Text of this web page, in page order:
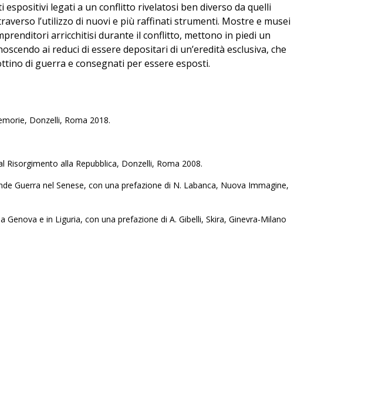
legati a un conflitto rivelatosi ben diverso da quelli
l’utilizzo di nuovi e più raffinati strumenti. Mostre e musei
arricchitisi durante il conflitto, mettono in piedi un
ai reduci di essere depositari di un’eredità esclusiva, che
di guerra e consegnati per essere esposti.
Donzelli, Roma 2018.
Risorgimento alla Repubblica, Donzelli, Roma 2008.
Guerra nel Senese, con una prefazione di N. Labanca, Nuova Immagine,
e in Liguria, con una prefazione di A. Gibelli, Skira, Ginevra-Milano